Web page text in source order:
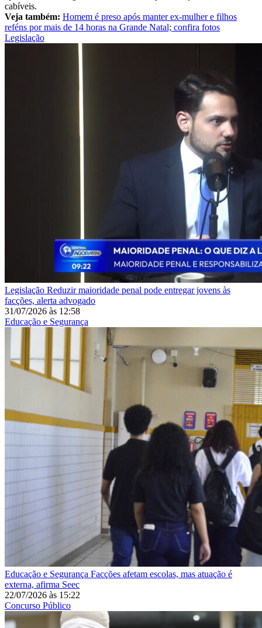
cabíveis.
Veja também: Homem é preso após manter ex-mulher e filhos
reféns por mais de 14 horas na Grande Natal; confira fotos
Legislação
Legislação Reduzir maioridade penal pode entregar jovens às
facções, alerta advogado
31/07/2026 às 12:58
Educação e Segurança
Educação e Segurança Facções afetam escolas, mas atuação é
externa, afirma Seec
22/07/2026 às 15:22
Concurso Público